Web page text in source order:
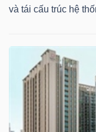
và tái cấu trúc hệ
ÍCH
BẤT
ĐỘNG
SẢN